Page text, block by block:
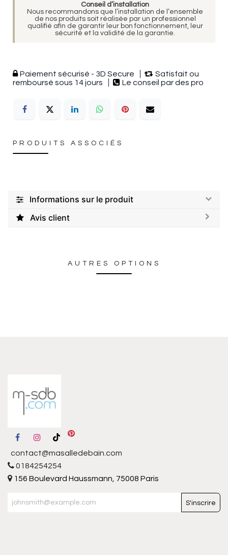
Conseil d’installation
Nous recommandons que l’installation de l’ensemble
de nos produits soit réalisée par un professionnel
qualifié afin de garantir leur bon fonctionnement, leur
sécurité et la validité de la garantie.
Paiement sécurisé - 3D Secure
Satisfait ou
remboursé sous 14 jours
Le conseil par des pro
PRODUITS ASSOCIÉS
Informations sur le produit
Avis client
AUTRES OPTIONS
contact@masalledebain.com
0184254254
156 Boulevard Haussmann, 75008 Paris
S'inscrire